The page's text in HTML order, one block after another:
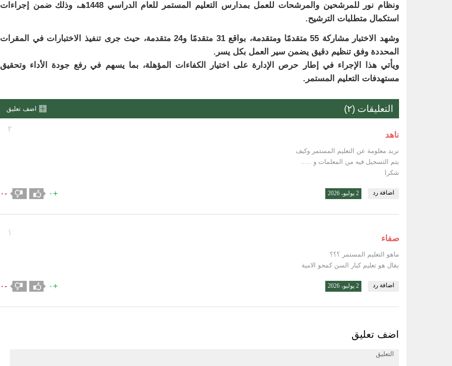
ونظام نور للمرشحين والمرشحات للعمل بمدارس التعليم المستمر للعام الدراسي 1448هـ، وذلك ضمن إجراءات
استكمال متطلبات الترشيح.
وشهد الاختبار مشاركة 55 متقدمًا ومتقدمة، بواقع 31 متقدمًا و24 متقدمة، حيث جرى تنفيذ الاختبارات في المقرات
المحددة وفق تنظيم دقيق يضمن سير العمل بكل يسر.
ويأتي هذا الإجراء في إطار حرص الإدارة على اختيار الكفاءات المؤهلة، بما يسهم في رفع جودة الأداء وتحقيق
مستهدفات التعليم المستمر.
التعليقات (٢) اضف تعليق
٢
ناهد
نريد معلومة عن التعليم المستمر وكيف
يتم التسجيل فيه من المعلمات و …..
شكرا
اضافة رد 2 يوليو، 2026 +٠ -٠
١
صفاء
ماهو التعليم المستمر ؟؟؟
يقال هو تعليم كبار السن كمحو الامية
اضافة رد 2 يوليو، 2026 +٠ -٠
اضف تعليق